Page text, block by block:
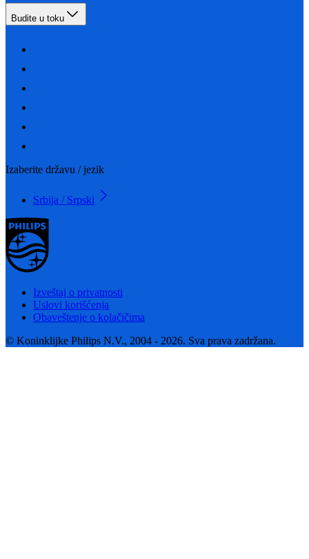
Budite u toku
Izaberite državu / jezik
Srbija / Srpski
Izveštaj o privatnosti
Uslovi korišćenja
Obaveštenje o kolačičima
© Koninklijke Philips N.V., 2004 - 2026. Sva prava zadržana.